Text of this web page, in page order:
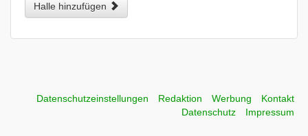
Halle hinzufügen
Datenschutzeinstellungen Redaktion Werbung
Kontakt
Datenschutz
Impressum